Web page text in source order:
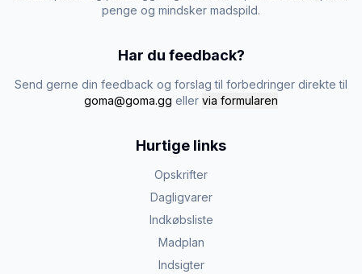
penge og mindsker madspild.
Har du feedback?
Send gerne din feedback og forslag til forbedringer direkte til
goma@goma.gg eller via formularen
Hurtige links
Opskrifter
Dagligvarer
Indkøbsliste
Madplan
Indsigter